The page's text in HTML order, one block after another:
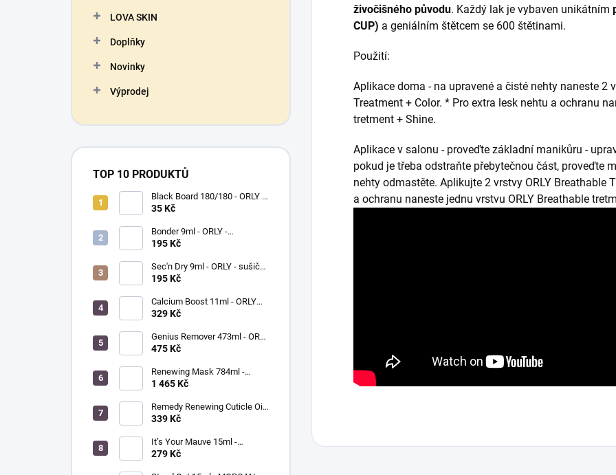
LOVA SKIN
Doplňky
Novinky
Výprodej
TOP 10 PRODUKTŮ
Black Board 180/180 - ORLY -
pilník na nehty
35 Kč
Bonder 9ml - ORLY -
podkladový lak na nehty
195 Kč
Sec'n Dry 9ml - ORLY - sušič
laku na nehty
195 Kč
Calcium Boost 11ml - ORLY
BREATHABLE - přípravek na
329 Kč
Genius Remover 473ml - ORLY
- víceúčelový odlakovač na
475 Kč
Renewing Mask 784ml -
ORLYPRO - detoxikační
1 465 Kč
Remedy Renewing Cuticle Oil
15ml - MORGAN TAYLOR -
nehtů
339 Kč
It’s Your Mauve 15ml -
MORGAN TAYLOR - lak na
279 Kč
živočišného původu. Každý lak je vybaven unikátním
CUP) a geniálním štětcem se 600 štětinami.
Použití:
Aplikace doma - na upravené a čisté nehty naneste 2
Treatment + Color. * Pro extra lesk nehtu a ochranu
tretment + Shine.
Aplikace v salonu - proveďte základní manikůru -
pokud je třeba odstraňte přebytečnou část, proveďte
nehty odmastěte. Aplikujte 2 vrstvy ORLY Breathable
a ochranu naneste jednu vrstvu ORLY Breathable